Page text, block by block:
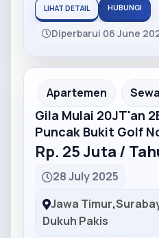
LIHAT DETAIL HUBUNGI
Diperbarui 06 June
Partner Ad
Apartemen Sewa
Gila Mulai 20JT'an
Puncak Bukit Golf
Rp. 25 Juta /
28 July 2025
Jawa Timur,
Dukuh Pakis